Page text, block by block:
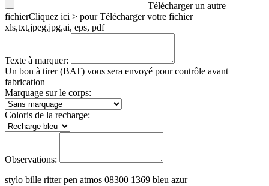
Télécharger un autre
fichierCliquez ici > pour Télécharger votre fichier
xls,txt,jpeg,jpg,ai, eps, pdf
Texte à marquer:
Un bon à tirer (BAT) vous sera envoyé pour contrôle avant
fabrication
Marquage sur le corps:
Coloris de la recharge:
Observations:
stylo bille ritter pen atmos 08300 1369 bleu azur